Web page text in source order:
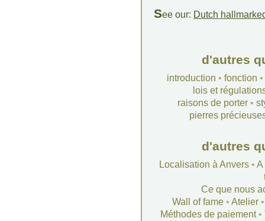
See our: Dutch
d'autres
introduction • fonction •
lois et
raisons de porter•
pierres
d'autres
Localisation à Anvers• A
Ce que nous
Wall of fame• Atelier
Méthodes de paiement•